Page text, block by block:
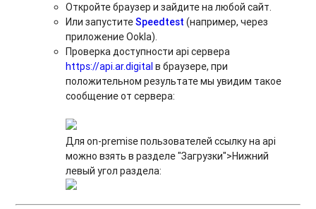
Откройте браузер и зайдите на любой сайт.
Или запуститеSpeedtest (например, через
приложение Ookla).
Проверка доступности api сервера
https://api.ar.digital в браузере, при
положительном результате мы увидим такое
сообщение от сервера:
Для on-premise пользователей ссылку на api
можно взять в разделе "Загрузки">Нижний
левый угол раздела: